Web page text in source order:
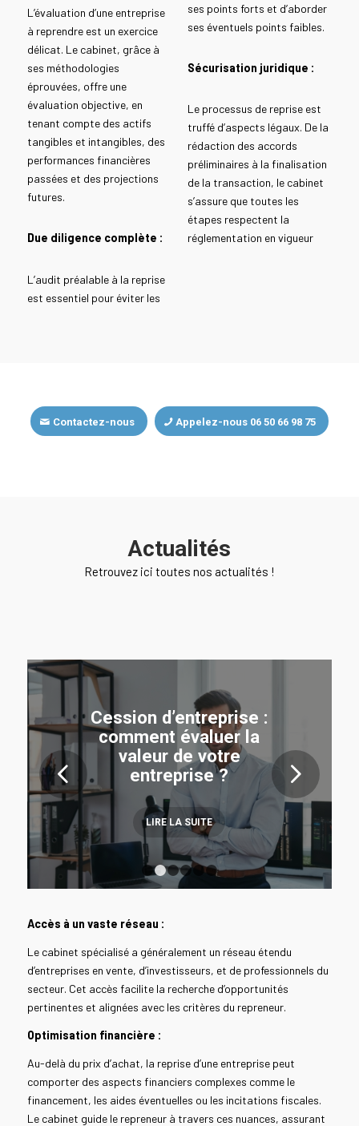
L’évaluation d’une entreprise
à reprendre est un exercice
délicat. Le cabinet, grâce à
ses méthodologies
éprouvées, offre une
évaluation objective, en
tenant compte des actifs
tangibles et intangibles, des
performances financières
passées et des projections
futures.
Due diligence complète :
L’audit préalable à la reprise
est essentiel pour éviter les
ses points forts et d’aborder
ses éventuels points faibles.
Sécurisation juridique :
Le processus de reprise est
truffé d’aspects légaux. De la
rédaction des accords
préliminaires à la finalisation
de la transaction, le cabinet
s’assure que toutes les
étapes respectent la
réglementation en vigueur
Contactez-nous Appelez-nous 06 50 66 98 75
Actualités
Retrouvez ici toutes nos actualités !
Cession d’entreprise :
comment évaluer la
valeur de votre
entreprise ?
LIRE LA SUITE
Suivant
1 2 3 4 5 6
Accès à un vaste réseau :
Le cabinet spécialisé a généralement un réseau étendu
d’entreprises en vente, d’investisseurs, et de professionnels du
secteur. Cet accès facilite la recherche d’opportunités
pertinentes et alignées avec les critères du repreneur.
Optimisation financière :
Au-delà du prix d’achat, la reprise d’une entreprise peut
comporter des aspects financiers complexes comme le
financement, les aides éventuelles ou les incitations fiscales.
Le cabinet guide le repreneur à travers ces nuances, assurant